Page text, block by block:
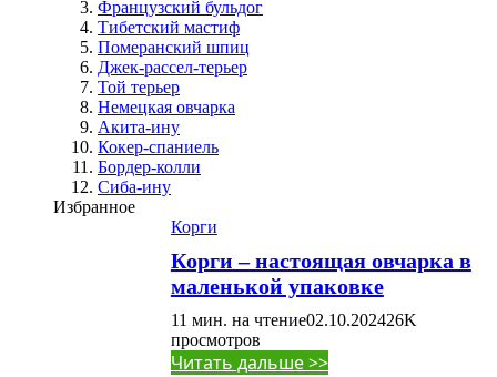
Французский бульдог
Тибетский мастиф
Померанский шпиц
Джек-рассел-терьер
Той терьер
Немецкая овчарка
Акита-ину
Кокер-спаниель
Бордер-колли
Сиба-ину
Избранное
Корги
Корги – настоящая овчарка в
маленькой упаковке
11 мин. на чтение02.10.202426K
просмотров
Читать дальше >>